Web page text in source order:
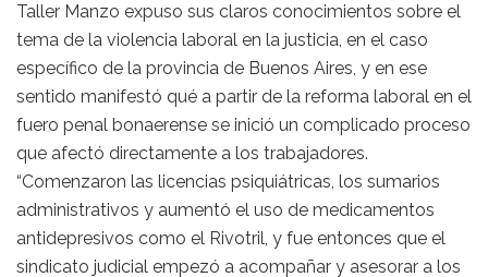
Taller Manzo expuso sus claros conocimientos sobre el
tema de la violencia laboral en la justicia, en el caso
específico de la provincia de Buenos Aires, y en ese
sentido manifestó qué a partir de la reforma laboral en el
fuero penal bonaerense se inició un complicado proceso
que afectó directamente a los trabajadores.
“Comenzaron las licencias psiquiátricas, los sumarios
administrativos y aumentó el uso de medicamentos
antidepresivos como el Rivotril, y fue entonces que el
sindicato judicial empezó a acompañar y asesorar a los